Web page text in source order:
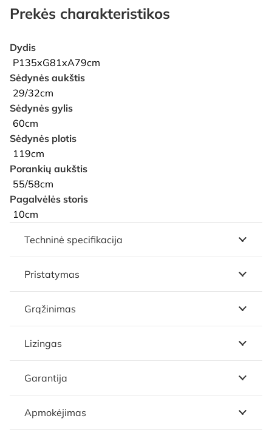
Prekės charakteristikos
Dydis
P135xG81xA79cm
Sėdynės aukštis
29/32cm
Sėdynės gylis
60cm
Sėdynės plotis
119cm
Porankių aukštis
55/58cm
Pagalvėlės storis
10cm
Techninė specifikacija
Pristatymas
Grąžinimas
Lizingas
Garantija
Apmokėjimas